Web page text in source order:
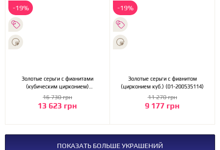
-19%
Золотые серьги с фианитами
(кубическим цирконием)
(2б_с-071)
13 623 грн
16 730 грн
-19%
Золотые серьги с фианитом
(цирконием куб.) (01-200535114)
9 177 грн
11 270 грн
ПОКАЗАТЬ БОЛЬШЕ УКРАШЕНИЙ